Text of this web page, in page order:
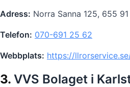
Adress: Norra Sanna 125, 655
Telefon: 070-691 25 62
Webbplats: https://
3. VVS Bolaget i